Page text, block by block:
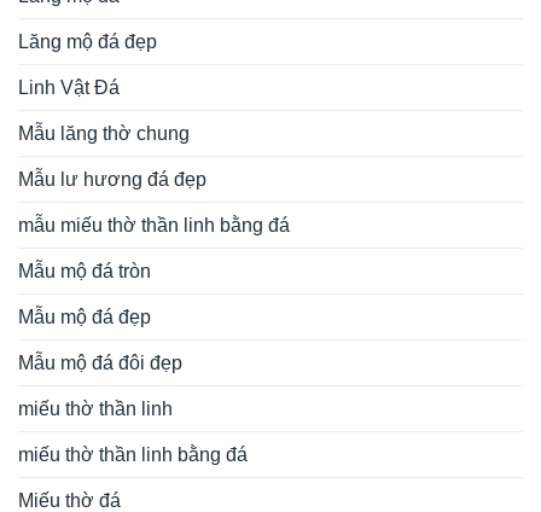
Lăng mộ đá đẹp
Linh Vật Đá
Mẫu lăng thờ chung
Mẫu lư hương đá đẹp
mẫu miếu thờ thần linh bằng đá
Mẫu mộ đá tròn
Mẫu mộ đá đẹp
Mẫu mộ đá đôi đẹp
miếu thờ thần linh
miếu thờ thần linh bằng đá
Miếu thờ đá